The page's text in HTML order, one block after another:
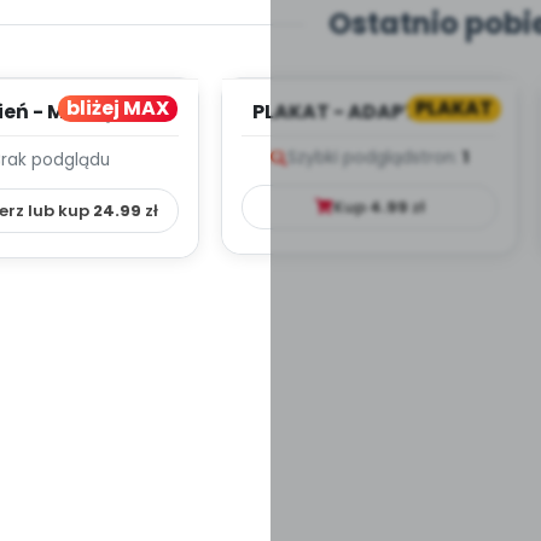
Ostatnio
bliżej MAX
- MIESIĘCZNY
–
podglądu
lub kup 24.99 zł
PLAKAT
PLAKAT - ADAPTACJA -
Szybki podgląd stron: 1
Kup4.99zł